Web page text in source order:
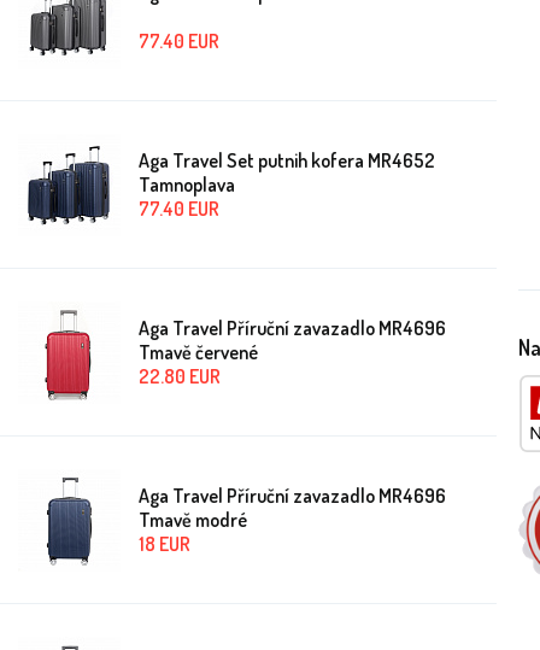
77.40 EUR
Aga Travel Set putnih kofera MR4652
Tamnoplava
77.40 EUR
Aga Travel Příruční zavazadlo MR4696
Tmavě červené
22.80 EUR
Aga Travel Příruční zavazadlo MR4696
Tmavě modré
18 EUR